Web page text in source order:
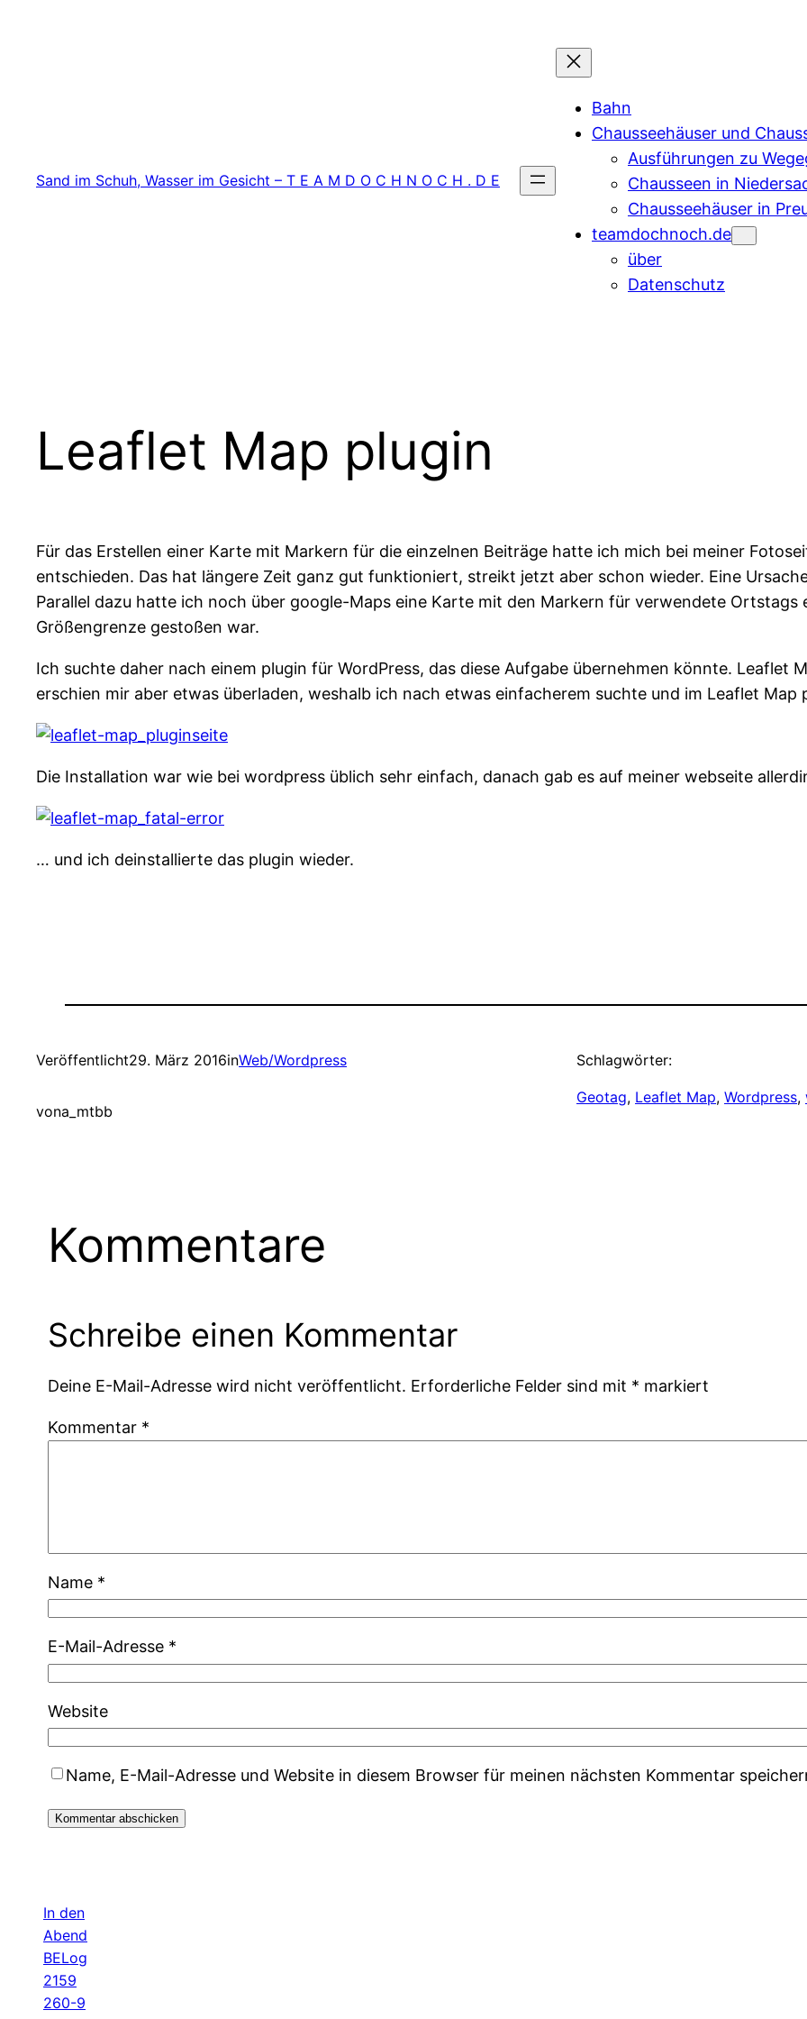
Sand im Schuh, Wasser im Gesicht – T E A M D O C H N O C H . D E
Bahn
Chausseehäuser und
Ausführungen zu
Chausseen in
Chausseehäuser in
teamdochnoch.de
über
Datenschutz
Leaflet Map plugin
Für das Erstellen einer Karte mit Markern für die einzelnen Beiträge hatte ich mich bei meiner
entschieden. Das hat längere Zeit ganz gut funktioniert, streikt jetzt aber schon wieder. Eine
Parallel dazu hatte ich noch über google-Maps eine Karte mit den Markern für verwendete Ortstags
Größengrenze gestoßen war.
Ich suchte daher nach einem plugin für WordPress, das diese Aufgabe übernehmen könnte. Leaflet
erschien mir aber etwas überladen, weshalb ich nach etwas einfacherem suchte und im Leaflet Map
Die Installation war wie bei wordpress üblich sehr einfach, danach gab es auf meiner webseite
… und ich deinstallierte das plugin wieder.
Veröffentlicht29. März 2016inWeb/Wordpress
vona_mtbb
Schlagwörter:
Geotag, Leaflet Map, Wordpress,
Kommentare
Schreibe einen Kommentar
Deine E-Mail-Adresse wird nicht veröffentlicht. Erforderliche Felder sind mit * markiert
Kommentar *
Name *
E-Mail-Adresse *
Website
Name, E-Mail-Adresse und Website in diesem Browser für meinen nächsten Kommentar
In den
Abend
BELog
2159
260-9